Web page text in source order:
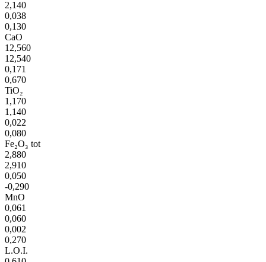
2,140
0,038
0,130
CaO
12,560
12,540
0,171
0,670
TiO₂
1,170
1,140
0,022
0,080
Fe₂O₃ tot
2,880
2,910
0,050
-0,290
MnO
0,061
0,060
0,002
0,270
L.O.I.